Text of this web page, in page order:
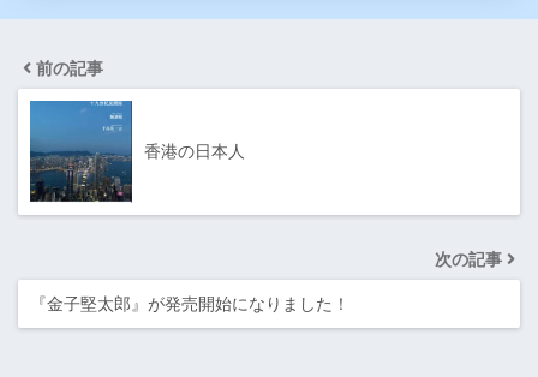
前の記事
香港の日本人
次の記事
『金子堅太郎』が発売開始になりました！